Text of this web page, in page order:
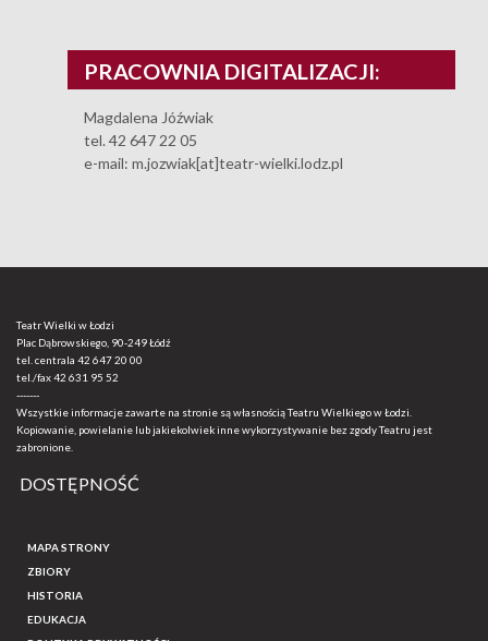
PRACOWNIA DIGITALIZACJI:
Magdalena Jóźwiak
tel. 42 647 22 05
e-mail: m.jozwiak[at]teatr-wielki.lodz.pl
Teatr Wielki w Łodzi
Plac Dąbrowskiego, 90-249 Łódź
tel. centrala 42 647 20 00
tel./fax42 631 95 52
-------
Wszystkie informacje zawarte na stronie są własnością Teatru Wielkiego w Łodzi.
Kopiowanie, powielanie lub jakiekolwiek inne wykorzystywanie bez zgody Teatru jest
zabronione.
DOSTĘPNOŚĆ
MAPA STRONY
ZBIORY
HISTORIA
EDUKACJA